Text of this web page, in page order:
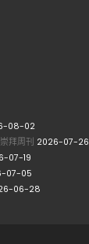
08-02
拜周刊 2026-07-26
07-19
07-05
06-28